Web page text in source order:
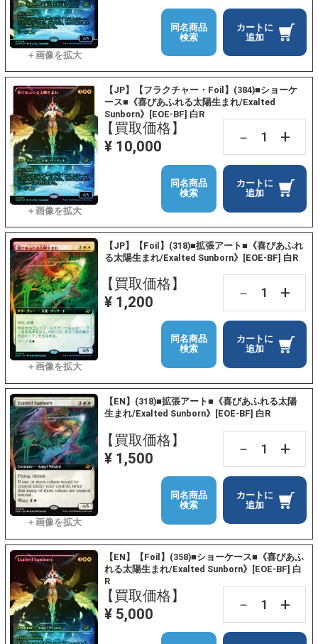
カートに
追加
同名商品
検索
【JP】【フラクチャー・Foil】(384)■ショーケ
ース■《喜びあふれる太陽生まれ/Exalted
Sunborn》[EOE-BF] 白R
【買取価格】
¥ 10,000
－ +
カートに
追加
同名商品
検索
【JP】【Foil】(318)■拡張アート■《喜びあふれ
る太陽生まれ/Exalted Sunborn》[EOE-BF] 白R
【買取価格】
¥ 1,200
－ +
カートに
追加
同名商品
検索
【EN】(318)■拡張アート■《喜びあふれる太陽
生まれ/Exalted Sunborn》[EOE-BF] 白R
【買取価格】
¥ 1,500
－ +
カートに
追加
同名商品
検索
【EN】【Foil】(358)■ショーケース■《喜びあふ
れる太陽生まれ/Exalted Sunborn》[EOE-BF] 白
R
【買取価格】
¥ 5,000
－ +